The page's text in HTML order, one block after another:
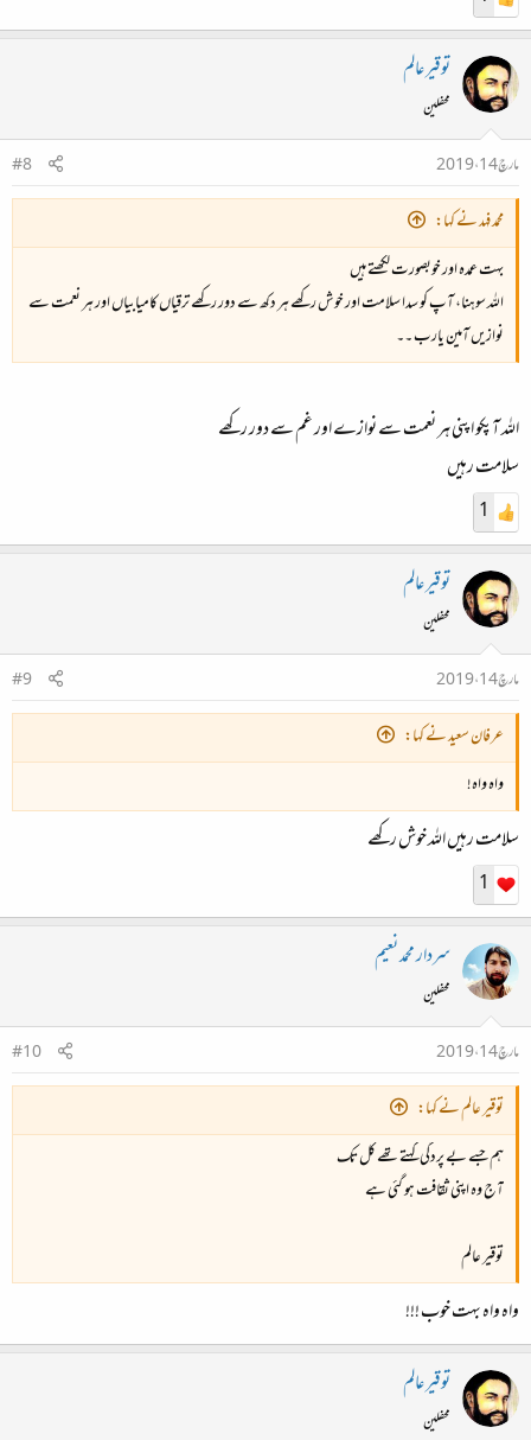
توقیر عالم
محفلین
مارچ 14، 2019
#8
محمد فہد نے کہا:
بہت عمدہ اور خوبصورت لکھتے ہیں
اللہ سوہنا، آپ کو سدا سلامت اور خوش رکھے ہر دکھ سے دور رکھے ترقیاں کامیابیاں اور ہر نعمت سے
نوازیں آمین یارب ۔۔
اللہ آپکو اپنی ہر نعمت سے نوازے اور غم سے دور رکھے
سلامت رہیں
1
توقیر عالم
محفلین
مارچ 14، 2019
#9
عرفان سعید نے کہا:
واہ واہ!
سلامت رہیں اللہ خوش رکھے
1
سردار محمد نعیم
محفلین
مارچ 14، 2019
#10
توقیر عالم نے کہا:
ہم جسے بے پردگی کہتے تھے کل تک
آج وہ اپنی ثقافت ہو گئی ہے
توقیر عالم
واہ واہ بہت خوب !!!
توقیر عالم
محفلین